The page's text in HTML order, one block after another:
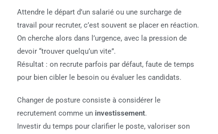
Attendre le départ d’un salarié ou une surcharge de
travail pour recruter, c’est souvent se placer en réaction.
On cherche alors dans l’urgence, avec la pression de
devoir “trouver quelqu’un vite”.
Résultat : on recrute parfois par défaut, faute de temps
pour bien cibler le besoin ou évaluer les candidats.
Changer de posture consiste à considérer le
recrutement comme un investissement.
Investir du temps pour clarifier le poste, valoriser son